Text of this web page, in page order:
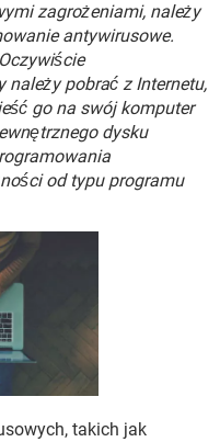
FACEBOOK
zagrożeniami, należy
antywirusowe.
pobrać z Internetu,
go na swój komputer
dysku
od typu programu
takich jak